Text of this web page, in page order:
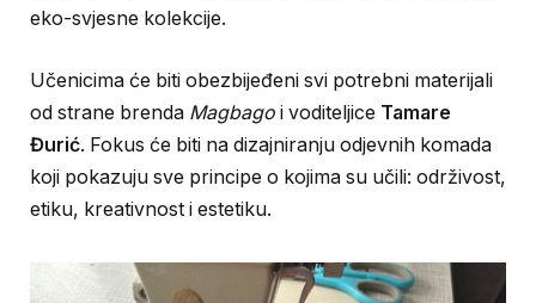
eko-svjesne kolekcije.
Učenicima će biti obezbijeđeni svi potrebni materijali
od strane brenda Magbago i voditeljice Tamare
Đurić. Fokus će biti na dizajniranju odjevnih komada
koji pokazuju sve principe o kojima su učili: održivost,
etiku, kreativnost i estetiku.